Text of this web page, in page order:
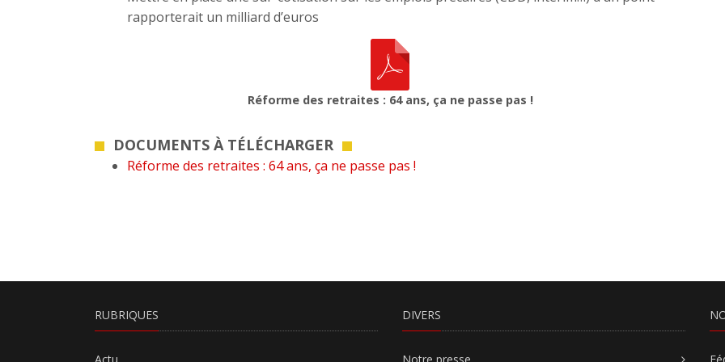
rapporterait un milliard d’euros
Réforme des retraites : 64 ans, ça ne passe pas !
DOCUMENTS À TÉLÉCHARGER
Réforme des retraites : 64 ans, ça ne passe pas !
RUBRIQUES DIVERS